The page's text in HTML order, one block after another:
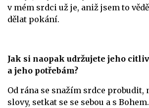
v mém srdci už je, aniž jsem to
dělat pokání.
Jak si naopak udržujete jeho
a jeho potřebám?
Od rána se snažím srdce probudit,
slovy, setkat se se sebou a s